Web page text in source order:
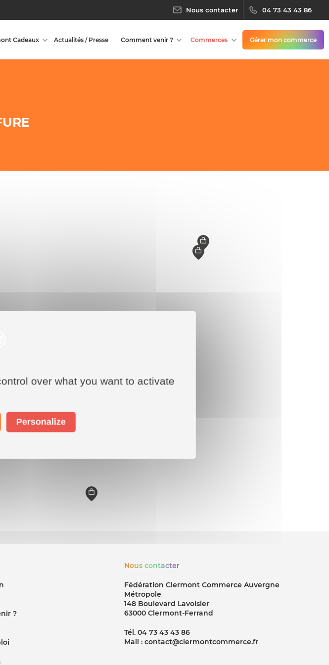
over what you want to activate
Personalize
Nous contacter 04 73 43 43 86
Cadeaux Actualités / Presse Comment venir ? Commerces Gérer mon commerce
?
Nous contacter
Fédération Clermont Commerce Auvergne
Métropole
148 Boulevard Lavoisier
63000 Clermont-Ferrand
Tél. 04 73 43 43 86
Mail : contact@clermontcommerce.fr